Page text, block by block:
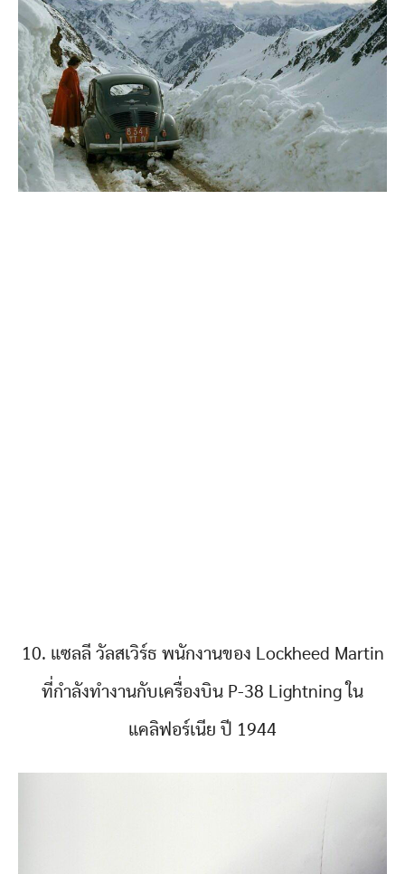
10. แซลลี วัลสเวิร์ธ พนักงานของ Lockheed Martin
ที่กำลังทำงานกับเครื่องบิน P-38 Lightning ใน
แคลิฟอร์เนีย ปี 1944